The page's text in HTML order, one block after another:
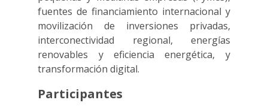
fuentes de financiamiento internacional y
movilización de inversiones privadas,
interconectividad regional, energías
renovables y eficiencia energética, y
transformación digital.
Participantes